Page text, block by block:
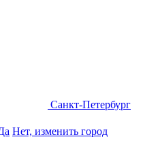
Санкт-Петербург
Нет, изменить город